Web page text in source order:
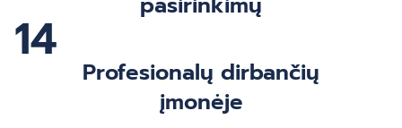
14
Profesionalų dirbančių
įmonėje